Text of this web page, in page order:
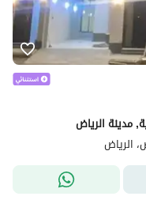
مدينة الرياض
الرياض